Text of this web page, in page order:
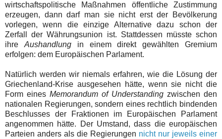
wirtschaftspolitische Maßnahmen öffentliche Zustimmung
erzeugen, dann darf man sie nicht erst der Bevölkerung
vorlegen, wenn die einzige Alternative dazu schon der
Zerfall der Währungsunion ist. Stattdessen müsste schon
ihre Aushandlung in einem direkt gewählten Gremium
erfolgen: dem Europäischen Parlament.
Natürlich werden wir niemals erfahren, wie die Lösung der
Griechenland-Krise ausgesehen hätte, wenn sie nicht die
Form eines Memorandum of Understanding zwischen den
nationalen Regierungen, sondern eines rechtlich bindenden
Beschlusses der Fraktionen im Europäischen Parlament
angenommen hätte. Der Umstand, dass die europäischen
Parteien anders als die Regierungen nicht nur jeweils einer